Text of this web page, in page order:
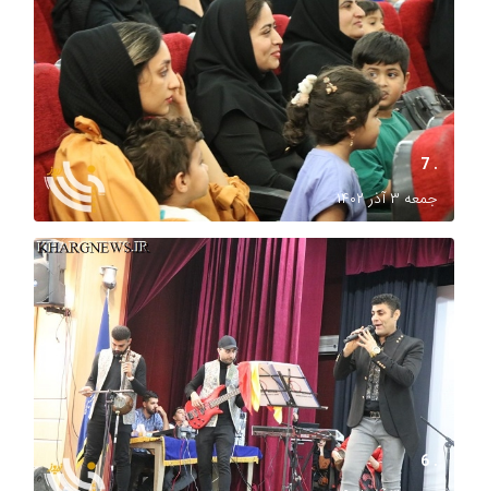
. 7
جمعه ۳ آذر ۱۴۰۲